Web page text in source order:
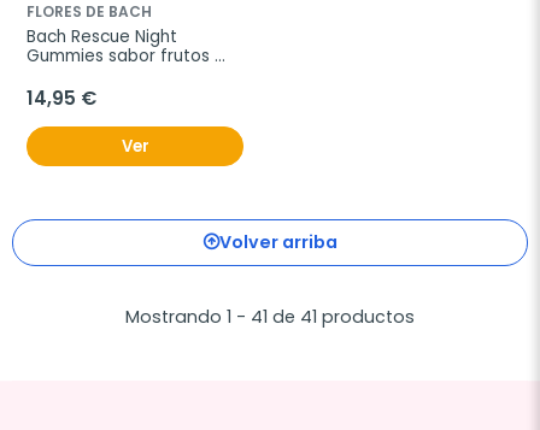
FLORES DE BACH
Bach Rescue Night
Gummies sabor frutos
goma
14,95 €
Ver
Volver arriba
Mostrando 1 - 41 de 41 productos